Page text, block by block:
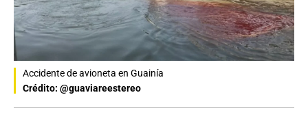
Accidente de avioneta en Guainía
Crédito: @guaviareestereo